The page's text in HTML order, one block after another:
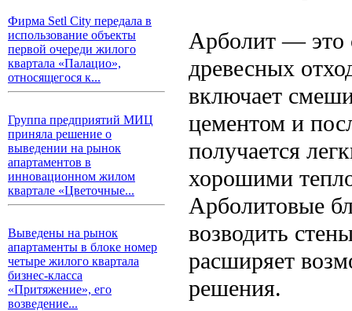
Фирма Setl City передала в
использование объекты
первой очереди жилого
квартала «Палацио»,
относящегося к...
Группа предприятий МИЦ
приняла решение о
выведении на рынок
апартаментов в
инновационном жилом
квартале «Цветочные...
Выведены на рынок
апартаменты в блоке номер
четыре жилого квартала
бизнес-класса
«Притяжение», его
возведение...
Арболит — это
древесных
включает
цементом и
получается
хорошими
Арболитовые
возводить
расширяет
решения.